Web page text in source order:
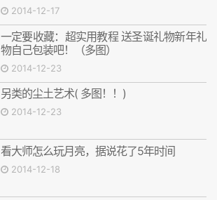
2014-12-17
一定要收藏：超实用教程 送圣诞礼物新年礼
物自己包装吧！（多图）
2014-12-23
另类的尘土艺术( 多图！！)
2014-12-23
看大师怎么玩月亮，据说花了5年时间
2014-12-18